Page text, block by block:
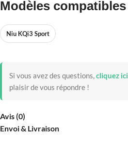
Modèles compatibles
Niu KQi3 Sport
Si vous avez des questions,cliquez ici
plaisir de vous répondre !
Avis (0)
Envoi & Livraison